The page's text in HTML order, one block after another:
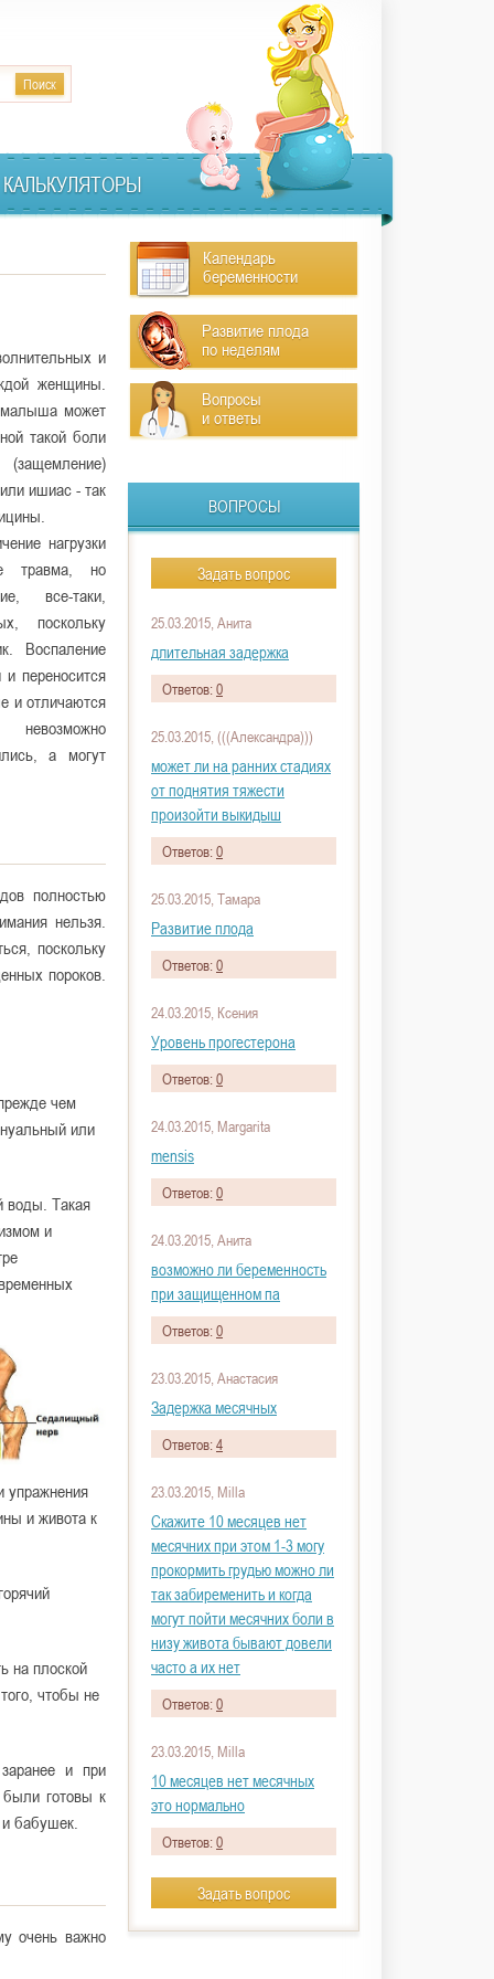
КАЛЬКУЛЯТОРЫ
и
женщины.
малыша может
такой боли
ишиас - так
нагрузки
травма, но
все-таки,
поскольку
Воспаление
переносится
и отличаются
невозможно
а могут
полностью
нельзя.
поскольку
пороков.
чем
или
воды. Такая
и
упражнения
и живота к
на плоской
чтобы не
и при
готовы к
бабушек.
очень важно
Календарь
беременности
Развитие плода
по неделям
Вопросы
и ответы
ВОПРОСЫ
Задать вопрос
25.03.2015, Анита
длительная задержка
Ответов:0
25.03.2015, (((Александра)))
может ли на ранних стадиях
от поднятия тяжести
произойти выкидыш
Ответов:0
25.03.2015, Тамара
Развитие плода
Ответов:0
24.03.2015, Ксения
Уровень прогестерона
Ответов:0
24.03.2015, Margarita
mensis
Ответов:0
24.03.2015, Анита
возможно ли беременность
при защищенном па
Ответов:0
23.03.2015, Анастасия
Задержка месячных
Ответов:4
23.03.2015, Milla
Скажите 10 месяцев нет
месячних при этом 1-3 могу
прокормить грудью можно ли
так забиременить и когда
могут пойти месячних боли в
низу живота бывают довели
часто а их нет
Ответов:0
23.03.2015, Milla
10 месяцев нет месячных
это нормально
Ответов:0
Задать вопрос